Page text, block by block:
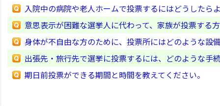
入院中の病院や老人ホームで投票するにはどうしたら
意思表示が困難な選挙人に代わって、家族が投票する
身体が不自由な方のために、投票所にはどのような設
出張先・旅行先で選挙に投票するには、どのような手
期日前投票ができる期間と時間を教えてください。